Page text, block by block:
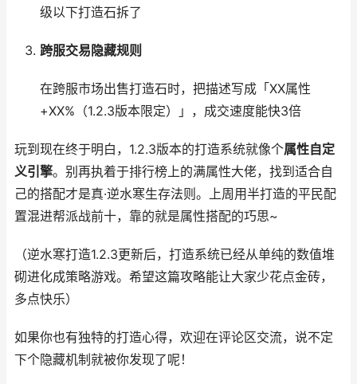
级以下打造石拆了
跨服交易隐藏规则
在跨服市场出售打造石时，把描述写成「XX属性
+XX%（1.2.3版本限定）」，成交速度能快3倍
玩到现在终于明白，1.2.3版本的打造系统就像个属性自定
义引擎。别再执着于排行榜上的满属性大佬，找到适合自
己的搭配才是真·逆水寒生存法则。上周用半打造的平民配
置混进帮派战前十，靠的就是属性搭配的巧思~
（逆水寒打造1.2.3更新后，打造系统已经从单纯的数值堆
砌进化成策略游戏。希望这篇攻略能让大家少花点金砖，
多点快乐）
如果你也有独特的打造心得，欢迎在评论区交流，说不定
下个隐藏机制就被你发现了呢！